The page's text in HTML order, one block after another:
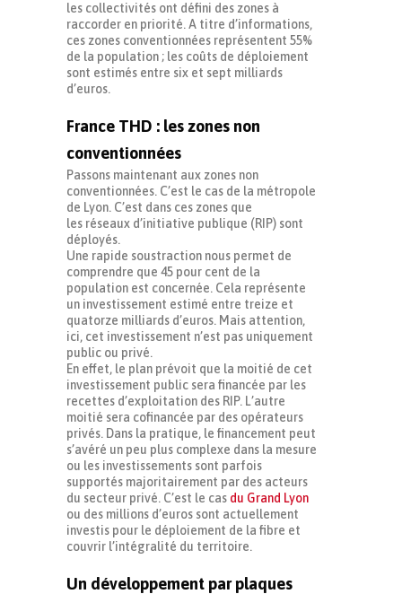
les collectivités ont défini des zones à
raccorder en priorité. A titre d’informations,
ces zones conventionnées représentent 55%
de la population ; les coûts de déploiement
sont estimés entre six et sept milliards
d’euros.
France THD : les zones non
conventionnées
Passons maintenant aux zones non
conventionnées. C’est le cas de la métropole
de Lyon. C’est dans ces zones que
les réseaux d’initiative publique (RIP) sont
déployés.
Une rapide soustraction nous permet de
comprendre que 45 pour cent de la
population est concernée. Cela représente
un investissement estimé entre treize et
quatorze milliards d’euros. Mais attention,
ici, cet investissement n’est pas uniquement
public ou privé.
En effet, le plan prévoit que la moitié de cet
investissement public sera financée par les
recettes d’exploitation des RIP. L’autre
moitié sera cofinancée par des opérateurs
privés. Dans la pratique, le financement peut
s’avéré un peu plus complexe dans la mesure
ou les investissements sont parfois
supportés majoritairement par des acteurs
du secteur privé. C’est le cas du Grand Lyon
ou des millions d’euros sont actuellement
investis pour le déploiement de la fibre et
couvrir l’intégralité du territoire.
Un développement par plaques